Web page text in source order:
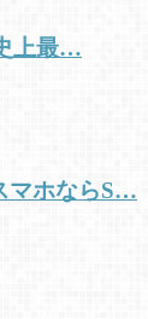
上最…
マホならS…